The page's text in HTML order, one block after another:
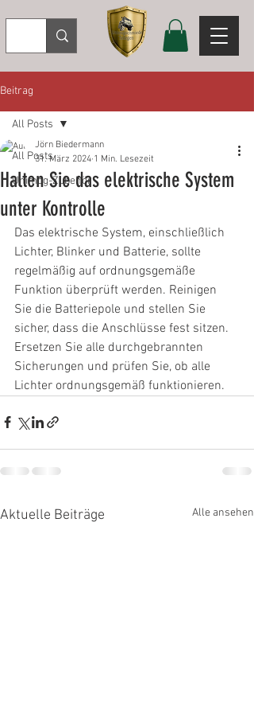
Beitrag
All Posts
Unimog-Zubehör
All Posts
Halten Sie das elektrische System
unter Kontrolle
Jörn Biedermann
31. März 2024 1 Min. Lesezeit
Das elektrische System, einschließlich
Lichter, Blinker und Batterie, sollte
regelmäßig auf ordnungsgemäße
Funktion überprüft werden. Reinigen
Sie die Batteriepole und stellen Sie
sicher, dass die Anschlüsse fest sitzen.
Ersetzen Sie alle durchgebrannten
Sicherungen und prüfen Sie, ob alle
Lichter ordnungsgemäß funktionieren.
Aktuelle Beiträge Alle ansehen